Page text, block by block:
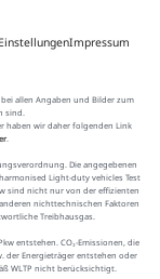
Impressum
allen Angaben und Bilder zum
sind.
haben wir daher folgenden Link
.
Die angegebenen
Light-duty vehicles Test
sind nicht nur von der effizienten
nichttechnischen Faktoren
Treibhausgas.
entstehen. CO₂-Emissionen, die
der Energieträger entstehen oder
WLTP nicht berücksichtigt.